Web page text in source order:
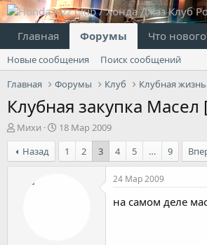
Главная Форумы Что
Новые сообщения
Поиск сообщений
Главная
Форумы Клуб Клубная жизнь
Клубная закупка
А
в
т
о
Михи
Д
а
а
18 Мар 2009
Назад
1 2 3 4 5 … 9
24 Мар 2009
на самом деле